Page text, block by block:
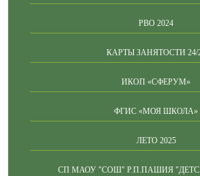
РВО 2024
КАРТЫ ЗАНЯТОСТИ 24/
ИКОП «СФЕРУМ»
ФГИС «МОЯ ШКОЛА»
ЛЕТО 2025
СП МАОУ "СОШ" Р.П.ПАШИЯ